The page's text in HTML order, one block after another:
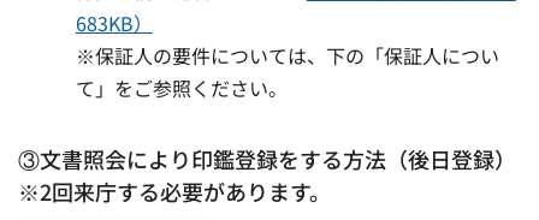
683KB）
※保証人の要件については、下の「保証人につい
て」をご参照ください。
③文書照会により印鑑登録をする方法（後日登録）
※2回来庁する必要があります。